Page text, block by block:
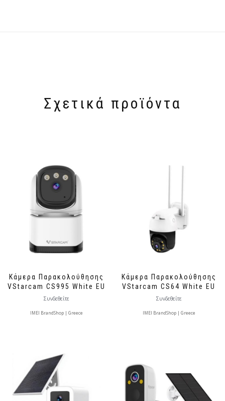
Σχετικά προϊόντα
Κάμερα Παρακολούθησης
VStarcam CS995 White EU
Συνδεθείτε
IMEI BrandShop | Greece
Κάμερα Παρακολούθησης
VStarcam CS64 White EU
Συνδεθείτε
IMEI BrandShop | Greece